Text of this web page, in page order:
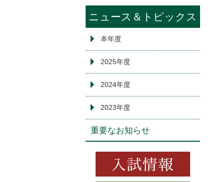
ニュース＆トピックス
本年度
2025年度
2024年度
2023年度
重要なお知らせ